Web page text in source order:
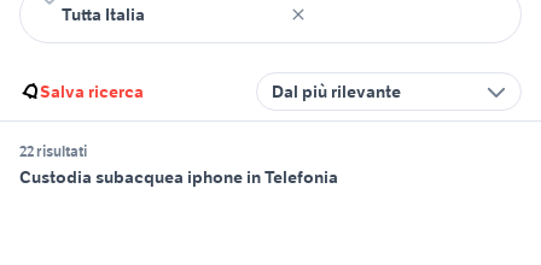
Salva ricerca Dal più rilevante
22 risultati
Custodia subacquea iphone in Telefonia